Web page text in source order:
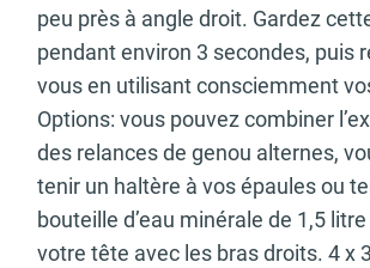
peu près à angle droit. Gardez
pendant environ 3 secondes, puis
vous en utilisant consciemment
Options: vous pouvez combiner
des relances de genou alternes,
tenir un haltère à vos épaules ou
bouteille d’eau minérale de 1,5
votre tête avec les bras droits. 4 x